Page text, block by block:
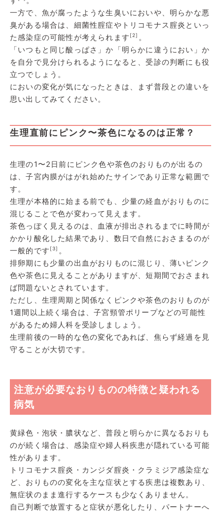
一方で、魚が腐ったような生臭いにおいや、明らかな悪
臭がある場合は、細菌性腟症やトリコモナス腟炎といっ
た感染症の可能性が考えられます [2] 。
「いつもと同じ酸っぱさ」か「明らかに違うにおい」か
を自分で見分けられるようになると、受診の判断にも役
立つでしょう。
においの変化が気になったときは、まず普段との違いを
思い出してみてください。
生理直前にピンク〜茶色になるのは正常？
生理の1〜2日前にピンク色や茶色のおりものが出るの
は、子宮内膜がはがれ始めたサインであり正常な範囲で
す。
生理が本格的に始まる前でも、少量の経血がおりものに
混じることで色が変わって見えます。
茶色っぽく見えるのは、血液が排出されるまでに時間が
かかり酸化した結果であり、数日で自然におさまるのが
一般的です [3] 。
排卵期にも少量の出血がおりものに混じり、薄いピンク
色や茶色に見えることがありますが、短期間でおさまれ
ば問題ないとされています。
ただし、生理周期と関係なくピンクや茶色のおりものが
1週間以上続く場合は、子宮頸管ポリープなどの可能性
があるため婦人科を受診しましょう。
生理前後の一時的な色の変化であれば、焦らず経過を見
守ることが大切です。
注意が必要なおりものの特徴と疑われる
病気
黄緑色・泡状・膿状など、普段と明らかに異なるおりも
のが続く場合は、感染症や婦人科疾患が隠れている可能
性があります。
トリコモナス腟炎・カンジダ腟炎・クラミジア感染症な
ど、おりものの変化を主な症状とする疾患は複数あり、
無症状のまま進行するケースも少なくありません。
自己判断で放置すると症状が悪化したり、パートナーへ